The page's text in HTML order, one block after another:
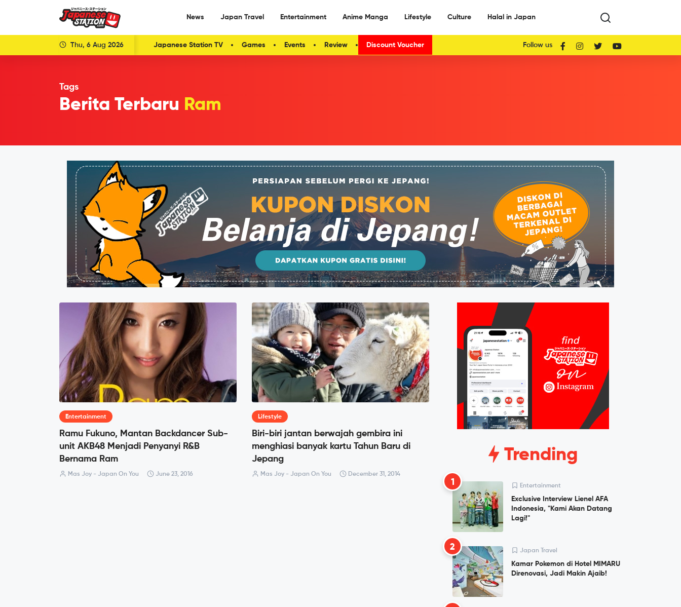
News Japan Travel Entertainment Anime Manga Lifestyle Culture Halal in Japan
Thu, 6 Aug 2026 Japanese Station TV Games Events Review Discount Voucher Follow us
Tags
Berita Terbaru Ram
Entertainment
Ramu Fukuno, Mantan Backdancer Sub-
unit AKB48 Menjadi Penyanyi R&B
Bernama Ram
Mas Joy - Japan On You June 23, 2016
Lifestyle
Biri-biri jantan berwajah gembira ini
menghiasi banyak kartu Tahun Baru di
Jepang
Mas Joy - Japan On You December 31, 2014
Trending
1 Entertainment
Exclusive Interview Lienel AFA
Indonesia, "Kami Akan Datang
Lagi!"
2 Japan Travel
Kamar Pokemon di Hotel MIMARU
Direnovasi, Jadi Makin Ajaib!